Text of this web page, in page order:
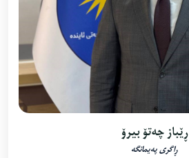
ڕێباز چەتۆ بیرۆ
ڕاگری پەیمانگە